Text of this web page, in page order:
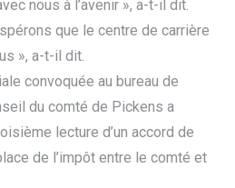
nous à l’avenir », a-t-il dit.
que le centre de carrière
», a-t-il dit.
convoquée au bureau de
du comté de Pickens a
lecture d’un accord de
de l’impôt entre le comté et